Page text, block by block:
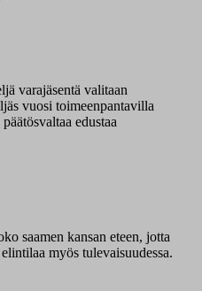
varajäsentä valitaan
vuosi toimeenpantavilla
edustaa
saamen kansan eteen, jotta
myös tulevaisuudessa.